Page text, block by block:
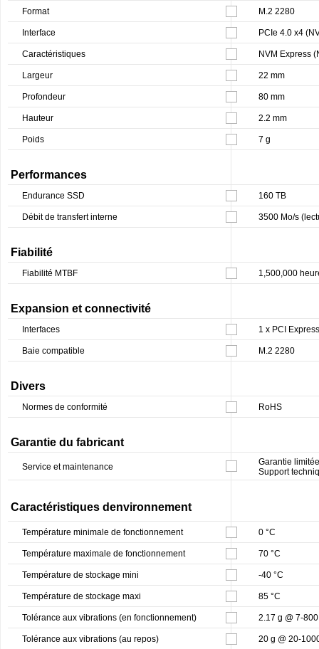
Format M.2 2280
Interface PCIe 4.0 x4
Caractéristiques NVM Express
Largeur 22 mm
Profondeur 80 mm
Hauteur 2.2 mm
Poids 7 g
Performances
Endurance SSD 160 TB
Débit de transfert interne 3500 Mo/s
Fiabilité
Fiabilité MTBF 1,500,000
Expansion et connectivité
Interfaces 1 x PCI
Baie compatible M.2 2280
Divers
Normes de conformité RoHS
Garantie du fabricant
Service et maintenance
Garantie
Support
Caractéristiques denvironnement
Température minimale de fonctionnement 0 °C
Température maximale de fonctionnement 70 °C
Température de stockage mini -40 °C
Température de stockage maxi 85 °C
Tolérance aux vibrations (en fonctionnement) 2.17 g @ 7-
Tolérance aux vibrations (au repos) 20 g @ 20-